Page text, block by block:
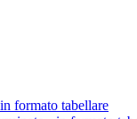
formato tabellare